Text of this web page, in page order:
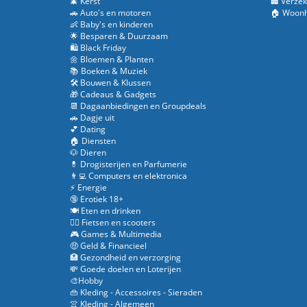
🚗 Auto's en motoren
👶 Baby's en kinderen
🌟 Besparen & Duurzaam
🛍️ Black Friday
🌼 Bloemen & Planten
📚 Boeken & Muziek
🛠️ Bouwen & Klussen
🎁 Cadeaus & Gadgets
📆 Dagaanbiedingen en Groupdeals
🚗 Dagje uit
💕 Dating
🏠 Diensten
🐶 Dieren
💊 Drogisterijen en Parfumerie
👨‍💻 Computers en elektronica
⚡ Energie
🔞 Erotiek 18+
🍽️ Eten en drinken
🚴‍♂️ Fietsen en scooters
🎮 Games & Multimedia
🤑 Geld & Financieel
🏥 Gezondheid en verzorging
💸 Goede doelen en Loterijen
🎨Hobby
👜 Kleding - Accessoires - Sieraden
👚 Kleding - Algemeen
🏠